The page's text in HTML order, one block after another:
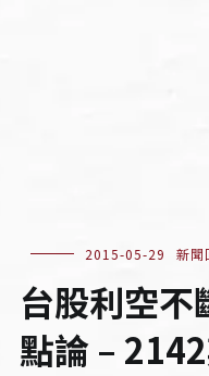
2015-05-29 新聞
台股利空不
點論 –